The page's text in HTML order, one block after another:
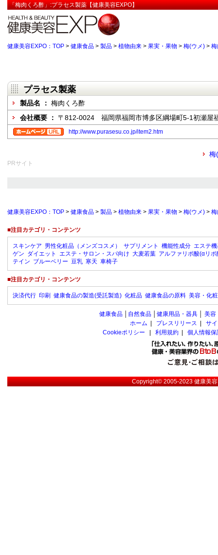
「梅肉くろ酢」:プラセス製薬【健康美容EXPO】
健康美容EXPO：TOP > 健康食品 > 製品 > 植物由来 > 果実・果物 > 梅(ウメ) >
プラセス製薬
製品名 ： 梅肉くろ酢
会社概要 ： 〒812-0024 福岡県福岡市博多区綱場町5-1初瀬屋
http://www.purasesu.co.jp/item2.htm
梅
PRサイト
健康美容EXPO：TOP > 健康食品 > 製品 > 植物由来 > 果実・果物 > 梅(ウメ) >
■注目カテゴリ・コンテンツ
スキンケア 男性化粧品（メンズコスメ） サプリメント 機能性成分 エステ
ゲン ダイエット エステ・サロン・スパ向け 大麦若葉 アルファリポ酸(αリポ
テイン ブルーベリー 豆乳 寒天 車椅子
■注目カテゴリ・コンテンツ
決済代行 印刷 健康食品の製造(受託製造) 化粧品 健康食品の原料 美容・化
健康食品 自然食品 健康用品・器具 美容
ホーム
プレスリリース
サ
Cookieポリシー
利用規約 個人情報
Copyright© 2005-2023健康美